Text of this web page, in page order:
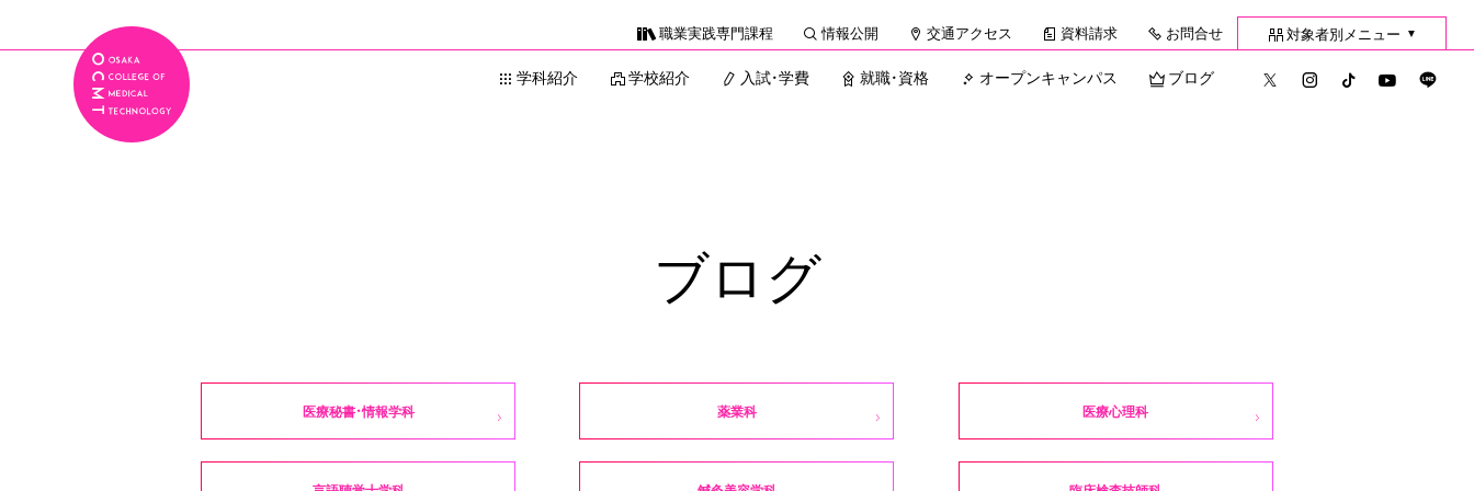
職業実践専門課程 情報公開 交通アクセス 資料請求 お問合せ 対象者別メニュー ▼
学科紹介 学校紹介 入試・学費 就職・資格 オープンキャンパス ブログ
ブログ
医療秘書・情報学科 薬業科 医療心理科